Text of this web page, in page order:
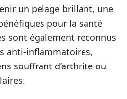
un pelage brillant, une
pour la santé
sont également reconnus
anti-inflammatoires,
souffrant d’arthrite ou